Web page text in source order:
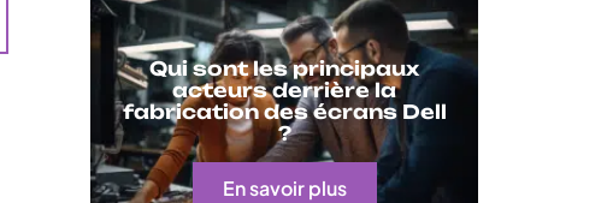
Qui sont les principaux
acteurs derrière la
fabrication des écrans Dell
?
En savoir plus